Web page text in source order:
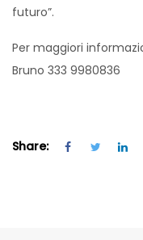
futuro”.
Per maggiori
Bruno 333 9980836
Share: